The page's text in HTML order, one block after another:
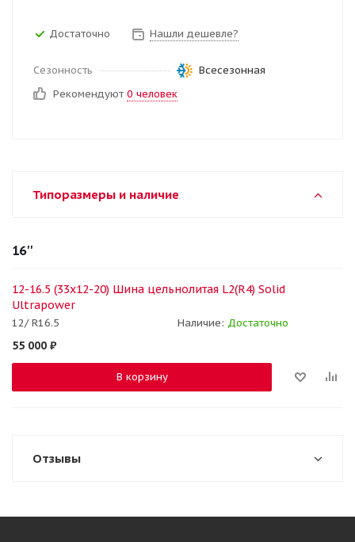
Достаточно Нашли дешевле?
Сезонность
Всесезонная
Рекомендуют 0 человек
Типоразмеры и наличие
16''
12-16.5 (33x12-20) Шина цельнолитая L2(R4) Solid
Ultrapower
12/ R16.5 Наличие: Достаточно
55 000 ₽
В корзину
Отзывы